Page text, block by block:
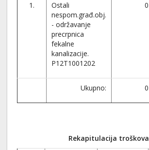
1.
Ostali
nespom.građ.obj.
- održavanje
precrpnica
fekalne
kanalizacije.
P12T1001202
0
Ukupno: 0
Rekapitulacija troškova